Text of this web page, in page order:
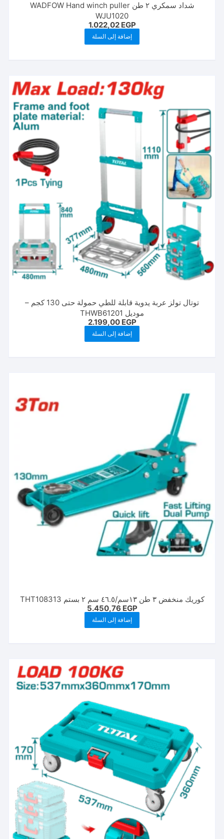
شداد سمكري ٢ طن WADFOW Hand winch puller
WJU1020
1.022,02 EGP
إضافة إلى السلة
توتال تولز عربة يدوية قابلة للطي حمولة حتى 130 كجم –
موديل THWB61201
2.199,00 EGP
إضافة إلى السلة
كوريك منخفض ٣ طن ١٣سم/٤٦.٥ سم ٢ بستم THT108313
5.450,76 EGP
إضافة إلى السلة